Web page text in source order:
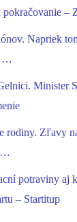
–
Napriek
…
Minister
rodiny. Zľavy
…
potraviny aj
– Startitup